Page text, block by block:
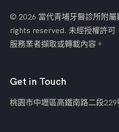
© 2026 當代青埔牙醫診所附屬
rights reserved. 未經授權許可
服務業者擷取或轉載內容。
Get in Touch
桃園市中壢區高鐵南路二段